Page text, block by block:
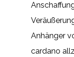
Anhänger
cardano